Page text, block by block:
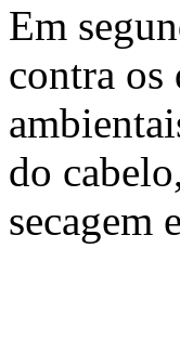
Em
contra os
do
secagem